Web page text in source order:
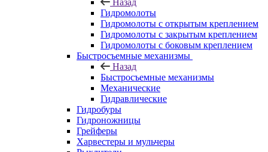
Назад
Гидромолоты
Гидромолоты с открытым креплением
Гидромолоты с закрытым креплением
Гидромолоты с боковым креплением
Быстросъемные механизмы
Назад
Быстросъемные механизмы
Механические
Гидравлические
Гидробуры
Гидроножницы
Грейферы
Харвестеры и мульчеры